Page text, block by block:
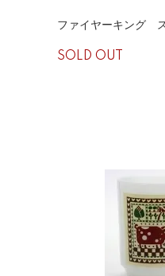
ファイヤーキング
SOLD OUT